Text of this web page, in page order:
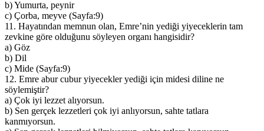
b) Yumurta, peynir
c) Çorba, meyve (Sayfa:9)
11. Hayatından memnun olan, Emre’nin yediği yiyeceklerin tam
zevkine göre olduğunu söyleyen organı hangisidir?
a) Göz
b) Dil
c) Mide (Sayfa:9)
12. Emre abur cubur yiyecekler yediği için midesi diline ne
söylemiştir?
a) Çok iyi lezzet alıyorsun.
b) Sen gerçek lezzetleri çok iyi anlıyorsun, sahte tatlara
kanmıyorsun.